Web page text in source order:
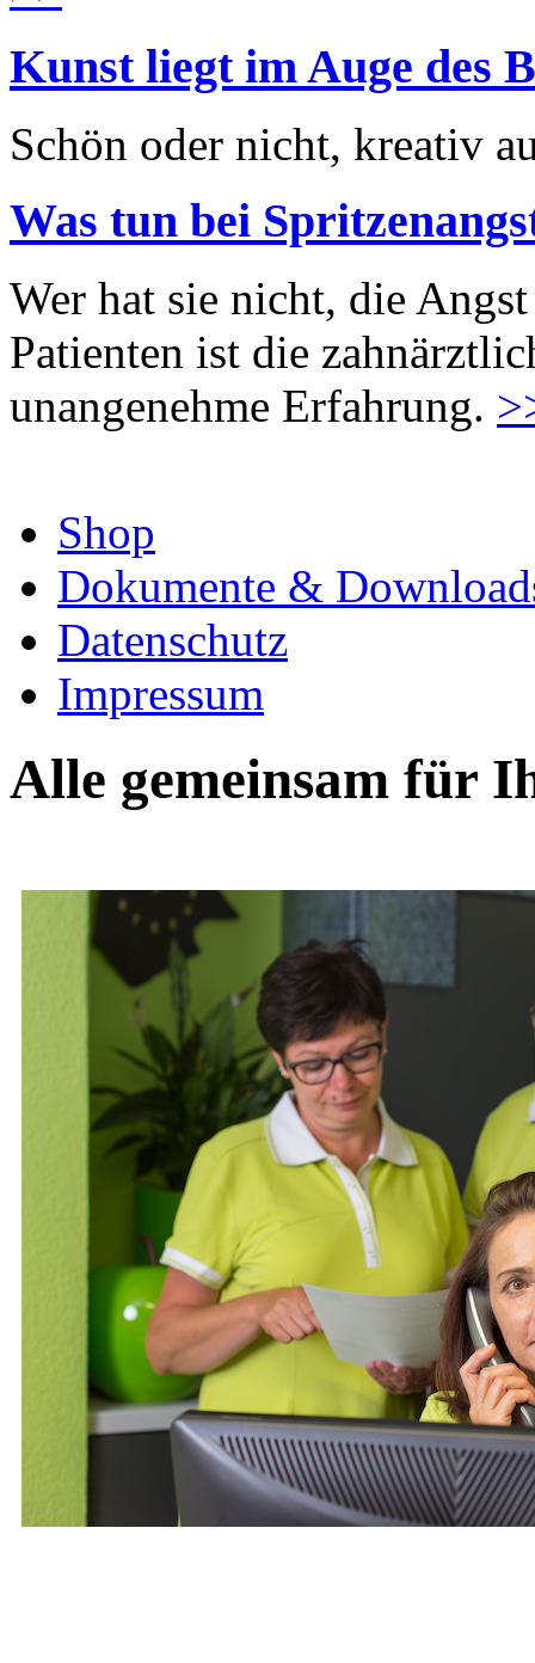
Kunst liegt im Auge des
Schön oder nicht, kreativ
Was tun bei
Wer hat sie nicht, die
Patienten ist die
unangenehme Erfahrung.
Shop
Dokumente &
Datenschutz
Impressum
Alle gemeinsam für